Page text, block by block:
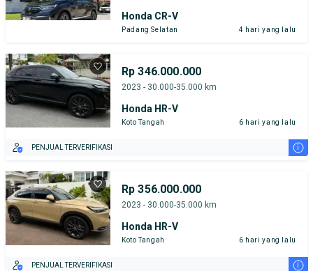
Honda CR-V
Padang Selatan 4 hari yang lalu
Rp 346.000.000
2023 - 30.000-35.000 km
Honda HR-V
Koto Tangah 6 hari yang lalu
PENJUAL TERVERIFIKASI i
Rp 356.000.000
2023 - 30.000-35.000 km
Honda HR-V
Koto Tangah 6 hari yang lalu
PENJUAL TERVERIFIKASI i